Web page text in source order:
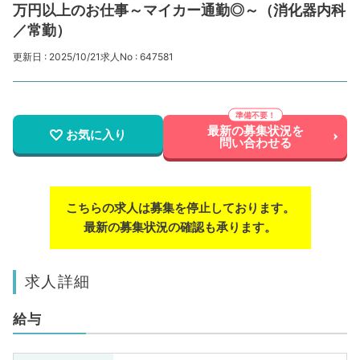
万円以上のお仕事～マイカー通勤◎～（消化器内科
／常勤）
更新日 : 2025/10/21求人No : 647581
お気に入り 最新の募集状況を
問い合わせる
こちらの求人は募集を停止しております。
最新の募集状況の確認も承ります。
求人詳細
給与